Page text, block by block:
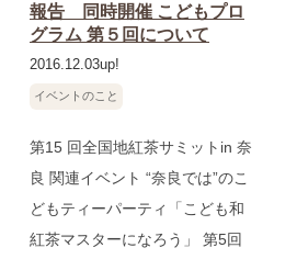
報告 同時開催 こどもプロ
グラム 第５回について
2016.12.03up!
イベントのこと
第15 回全国地紅茶サミットin 奈
良 関連イベント “奈良では”のこ
どもティーパーティ「こども和
紅茶マスターになろう」 第5回